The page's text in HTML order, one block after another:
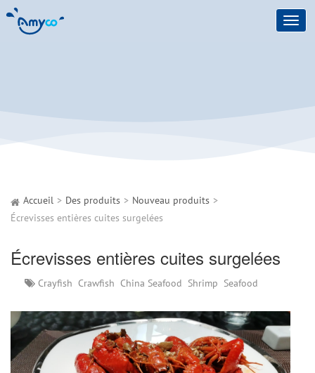
Accueil Des produits
Nouveau produits
Écrevisses entières cuites surgelées
Écrevisses entières cuites surgelées
Crayfish Crawfish China Seafood Shrimp Seafood